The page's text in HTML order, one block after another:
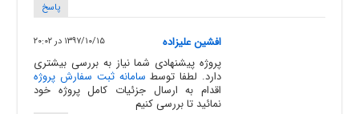
پاسخ
افشین علیزاده ۱۳۹۷/۱۰/۱۵ در ۲۰:۰۲
پروژه پیشنهادی شما نیاز به بررسی بیشتری
دارد. لطفا توسط سامانه ثبت سفارش پروژه
اقدام به ارسال جزئیات کامل پروژه خود
نمائید تا بررسی کنیم